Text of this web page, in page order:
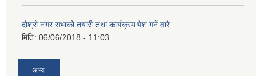
दोश्रो नगर सभाको तयारी तथा कार्यक्रम पेश गर्ने वारे
मिति: 06/06/2018 - 11:03
अन्य